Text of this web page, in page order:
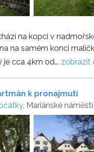
na kopci v
na samém konci
je cca 4km od... zobrazit
k pronajmutí
, Mariánské náměstí